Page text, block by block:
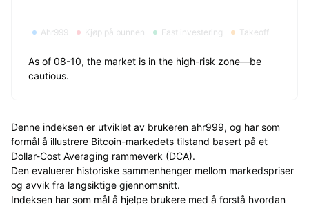
Ahr999 Kjøp på bunnen Fast investering Takeoff
As of 08-10, the market is in the high-risk zone—be
cautious.
Denne indeksen er utviklet av brukeren ahr999, og har som
formål å illustrere Bitcoin-markedets tilstand basert på et
Dollar-Cost Averaging rammeverk (DCA).
Den evaluerer historiske sammenhenger mellom markedspriser
og avvik fra langsiktige gjennomsnitt.
Indeksen har som mål å hjelpe brukere med å forstå hvordan